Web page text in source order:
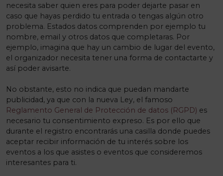
necesita saber quien eres para poder dejarte pasar en
caso que hayas perdido tu entrada o tengas algún otro
problema. Estados datos comprenden por ejemplo tu
nombre, email y otros datos que completaras. Por
ejemplo, imagina que hay un cambio de lugar del evento,
el organizador necesita tener una forma de contactarte y
así poder avisarte.
No obstante, esto no indica que puedan mandarte
publicidad, ya que con la nueva Ley, el famoso
Reglamento General de Protección de datos (RGPD) es
necesario tu consentimiento expreso. Es por ello que
durante el registro encontrarás una casilla donde puedes
aceptar recibir información de tu interés sobre los
eventos a los que asistes o eventos que consideremos
interesantes para ti.